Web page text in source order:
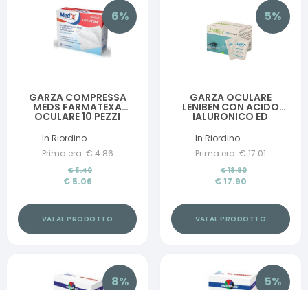
6%
GARZA COMPRESSA
MEDS FARMATEXA
OCULARE 10 PEZZI
In Riordino
Prima era: €4.86
€5.40
€ 5.06
VAI AL PRODOTTO
5%
GARZA OCULARE
LENIBEN CON ACIDO
IALURONICO ED
PEZZI
In Riordino
Prima era: €17.01
€18.90
€ 17.90
VAI AL PRODOTTO
8% 5%